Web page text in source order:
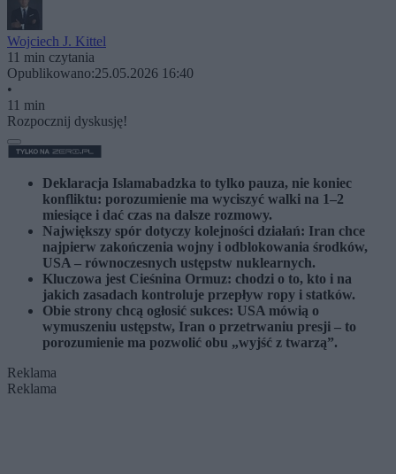
Wojciech J. Kittel
11 min czytania
Opublikowano:25.05.2026 16:40
•
11 min
Rozpocznij dyskusję!
Deklaracja Islamabadzka to tylko pauza, nie koniec
konfliktu: porozumienie ma wyciszyć walki na 1–2
miesiące i dać czas na dalsze rozmowy.
Największy spór dotyczy kolejności działań: Iran chce
najpierw zakończenia wojny i odblokowania środków,
USA – równoczesnych ustępstw nuklearnych.
Kluczowa jest Cieśnina Ormuz: chodzi o to, kto i na
jakich zasadach kontroluje przepływ ropy i statków.
Obie strony chcą ogłosić sukces: USA mówią o
wymuszeniu ustępstw, Iran o przetrwaniu presji – to
porozumienie ma pozwolić obu „wyjść z twarzą”.
Reklama
Reklama